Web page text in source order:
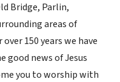
Bridge, Parlin,
areas of
150 years we have
good news of Jesus
you to worship with